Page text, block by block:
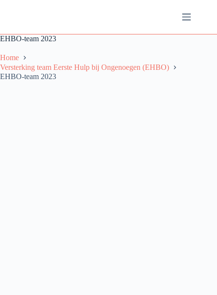
EHBO-team 2023
Home
Versterking team Eerste Hulp bij Ongenoegen (EHBO)
EHBO-team 2023